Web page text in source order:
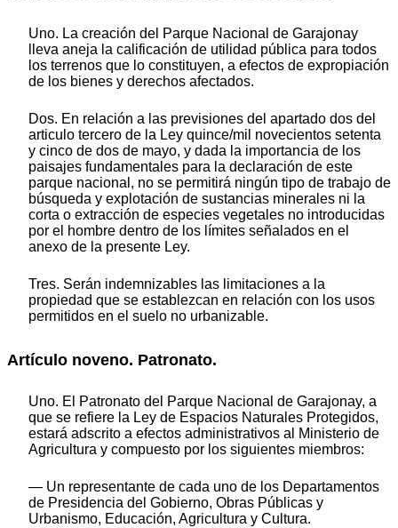
Uno. La creación del Parque Nacional de Garajonay
lleva aneja la calificación de utilidad pública para todos
los terrenos que lo constituyen, a efectos de expropiación
de los bienes y derechos afectados.
Dos. En relación a las previsiones del apartado dos del
articulo tercero de la Ley quince/mil novecientos setenta
y cinco de dos de mayo, y dada la importancia de los
paisajes fundamentales para la declaración de este
parque nacional, no se permitirá ningún tipo de trabajo de
búsqueda y explotación de sustancias minerales ni la
corta o extracción de especies vegetales no introducidas
por el hombre dentro de los límites señalados en el
anexo de la presente Ley.
Tres. Serán indemnizables las limitaciones a la
propiedad que se establezcan en relación con los usos
permitidos en el suelo no urbanizable.
Artículo noveno. Patronato.
Uno. El Patronato del Parque Nacional de Garajonay, a
que se refiere la Ley de Espacios Naturales Protegidos,
estará adscrito a efectos administrativos al Ministerio de
Agricultura y compuesto por los siguientes miembros:
— Un representante de cada uno de los Departamentos
de Presidencia del Gobierno, Obras Públicas y
Urbanismo, Educación, Agricultura y Cultura.